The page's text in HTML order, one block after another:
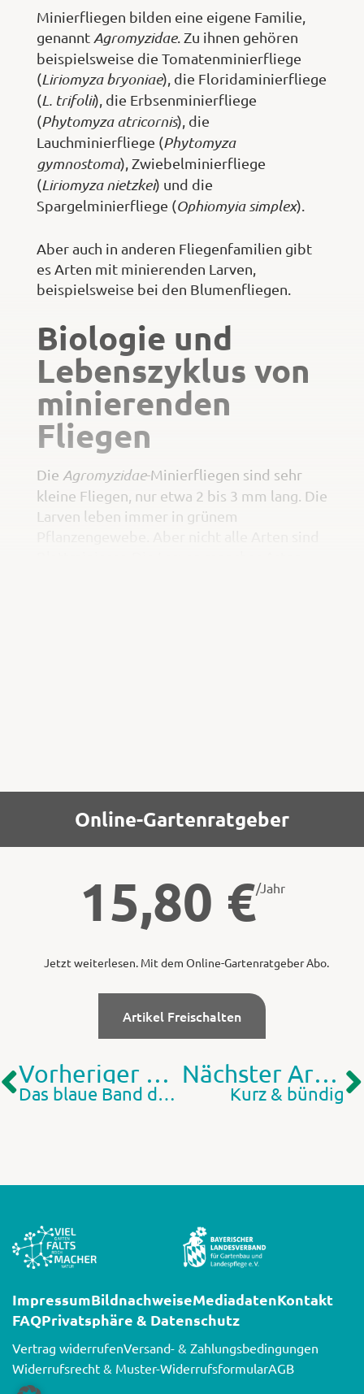
Minierfliegen bilden eine eigene Familie,
genanntAgromyzidae. Zu ihnen gehören
beispielsweise die Tomatenminierfliege
(Liriomyza bryoniae), die Floridaminierfliege
(L. trifolii), die Erbsenminierfliege
(Phytomyza atricornis), die
Lauchminierfliege (Phytomyza
gymnostoma), Zwiebelminierfliege
(Liriomyza nietzkei) und die
Spargelminierfliege (Ophiomyia simplex).
Aber auch in anderen Fliegenfamilien gibt
es Arten mit minierenden Larven,
beispielsweise bei den Blumenfliegen.
Biologie und
Lebenszyklus von
minierenden
Fliegen
Die Agromyzidae-Minierfliegen sind sehr
kleine Fliegen, nur etwa 2 bis 3 mm lang. Die
Larven leben immer in grünem
Online-Gartenratgeber
15,80 €/Jahr
Jetzt weiterlesen. Mit dem Online-Gartenratgeber Abo.
Artikel Freischalten
Vorheriger Artikel
Das blaue Band des Frühlings
Nächster Artikel
Kurz & bündig
ImpressumBildnachweiseMediadatenKontakt
FAQPrivatsphäre & Datenschutz
Vertrag widerrufenVersand- & Zahlungsbedingungen
Widerrufsrecht & Muster-WiderrufsformularAGB